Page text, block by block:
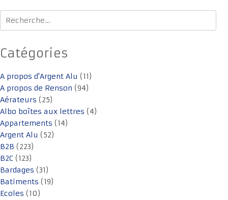
Rechercher :
Catégories
A propos d'Argent Alu (11)
A propos de Renson (94)
Aérateurs (25)
Albo boîtes aux lettres (4)
Appartements (14)
Argent Alu (52)
B2B (223)
B2C (123)
Bardages (31)
Batiments (19)
Ecoles (10)